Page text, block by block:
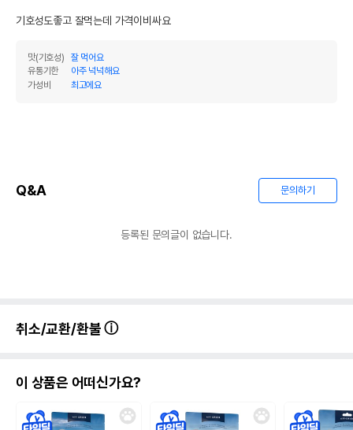
기호성도좋고 잘먹는데 가격이비싸요
맛(기호성)
잘 먹어요
유통기한
아주 넉넉해요
가성비
최고에요
Q&A 문의하기
등록된 문의글이 없습니다.
취소/교환/환불
이 상품은 어떠신가요?